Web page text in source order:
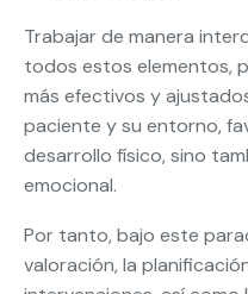
Trabajar de manera
todos estos elementos,
más efectivos y
paciente y su entorno,
desarrollo físico, sino
emocional.
Por tanto, bajo este
valoración, la